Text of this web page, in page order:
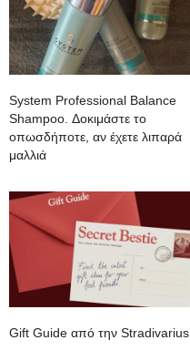
System Professional Balance
Shampoo. Δοκιμάστε το
οπωσδήποτε, αν έχετε λιπαρά
μαλλιά
Gift Guide από την Stradivarius